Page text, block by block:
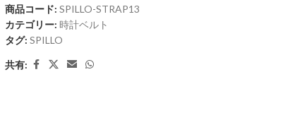
商品コード: SPILLO-STRAP13
カテゴリー: 時計ベルト
タグ: SPILLO
共有: